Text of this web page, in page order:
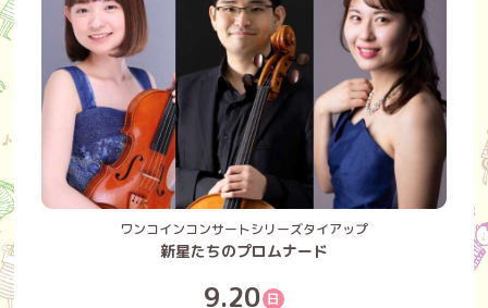
ワンコインコンサートシリーズタイアップ
新星たちのプロムナード
9.20 日